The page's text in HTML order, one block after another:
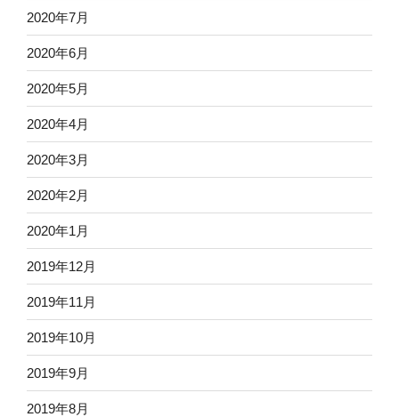
2020年7月
2020年6月
2020年5月
2020年4月
2020年3月
2020年2月
2020年1月
2019年12月
2019年11月
2019年10月
2019年9月
2019年8月